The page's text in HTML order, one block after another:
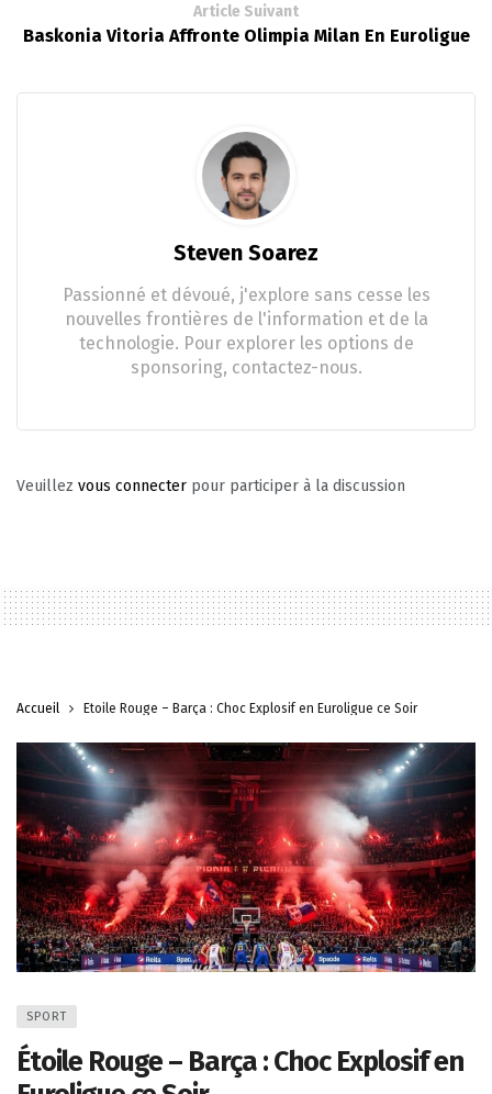
Article Suivant
Baskonia Vitoria Affronte Olimpia Milan En Euroligue
Steven Soarez
Passionné et dévoué, j'explore sans cesse les
nouvelles frontières de l'information et de la
technologie. Pour explorer les options de
sponsoring, contactez-nous.
Veuillez vous connecter pour participer à la discussion
Accueil Étoile Rouge – Barça : Choc Explosif en Euroligue ce Soir
SPORT
Étoile Rouge – Barça : Choc Explosif en